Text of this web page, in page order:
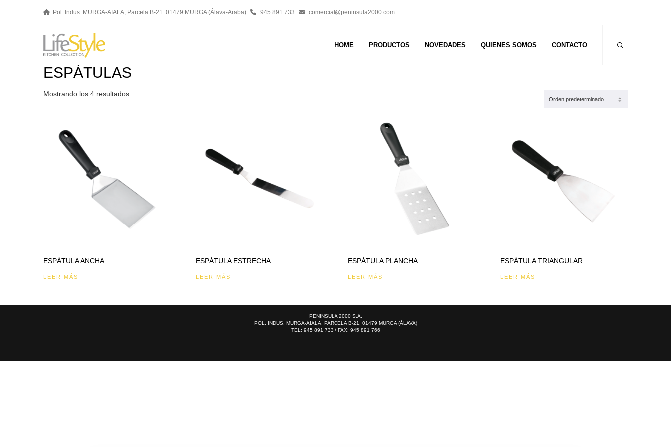
Pol. Indus. MURGA-AIALA, Parcela B-21. 01479 MURGA (Álava-Araba) 945 891 733 comercial@peninsula2000.com
HOME PRODUCTOS NOVEDADES QUIENES SOMOS CONTACTO
ESPÁTULAS
Mostrando los 4 resultados
ESPÁTULA ANCHA
LEER MÁS
ESPÁTULA ESTRECHA
LEER MÁS
ESPÁTULA PLANCHA
LEER MÁS
ESPÁTULA TRIANGULAR
LEER MÁS
PENINSULA 2000 S.A.
POL. INDUS. MURGA-AIALA, PARCELA B-21. 01479 MURGA (ÁLAVA)
TEL: 945 891 733 / FAX: 945 891 766